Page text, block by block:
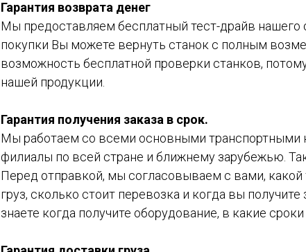
Гарантия возврата денег
Мы предоставляем бесплатный тест-драйв нашего
покупки Вы можете вернуть станок с полным
возможность бесплатной проверки станков,
нашей продукции.
Гарантия получения заказа в срок.
Мы работаем со всеми основными
филиалы по всей стране и ближнему зарубежью.
Перед отправкой, мы согласовываем с вами,
груз, сколько стоит перевозка и когда вы
знаете когда получите оборудование, в какие сроки